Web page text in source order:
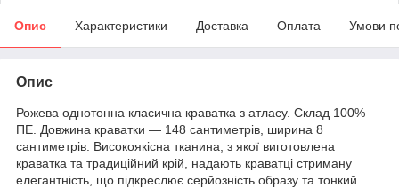
Опис Характеристики Доставка Оплата Умови
Опис
Рожева однотонна класична краватка з атласу. Склад 100%
ПЕ. Довжина краватки — 148 сантиметрів, ширина 8
сантиметрів. Високоякісна тканина, з якої виготовлена
краватка та традиційний крій, надають краватці стриману
елегантність, що підкреслює серйозність образу та тонкий